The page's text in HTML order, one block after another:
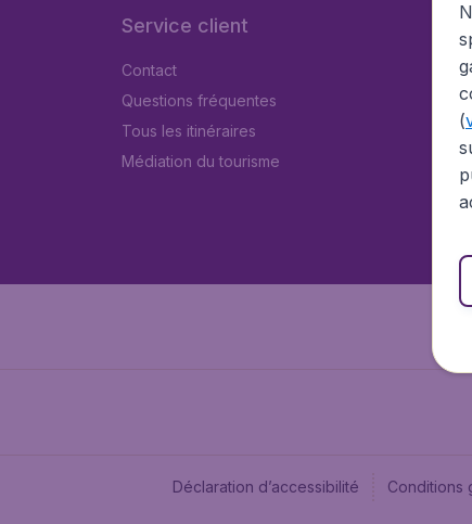
Service client
Contact
Questions fréquentes
Tous les itinéraires
Médiation du tourisme
Déclaration d’accessibilité Conditions
(